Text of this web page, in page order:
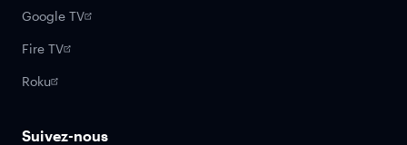
Google TV
Fire TV
Roku
Suivez-nous